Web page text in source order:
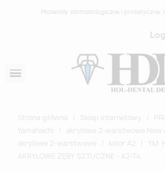
Materiały stomatologiczne i protetyczne:
Strona główna Sklep Internetowy
Yamahachi
akrylowe 2-warstwowe New
akrylowe 2-warstwowe
kolor A2
YM.
AKRYLOWE ZĘBY SZTUCZNE - A2-T4